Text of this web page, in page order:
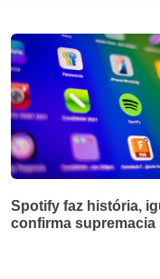
Spotify faz história,
confirma supremacia